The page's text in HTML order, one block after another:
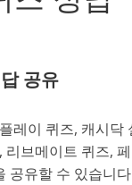
공유
레이 퀴즈, 캐시닥
리브메이트 퀴즈,
공유할 수 있습니